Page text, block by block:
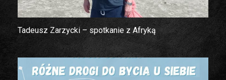
Tadeusz Zarzycki – spotkanie z Afryką